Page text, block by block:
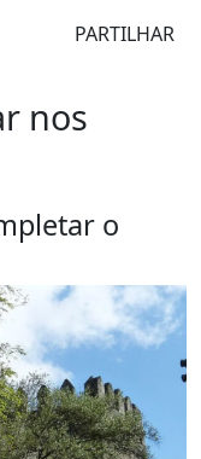
PARTILHAR
nos
o